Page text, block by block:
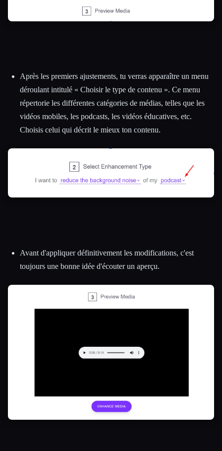
Après les premiers ajustements, tu verras apparaître un menu
déroulant intitulé « Choisir le type de contenu ». Ce menu
répertorie les différentes catégories de médias, telles que les
vidéos mobiles, les podcasts, les vidéos éducatives, etc.
Choisis celui qui décrit le mieux ton contenu.
Avant d'appliquer définitivement les modifications, c'est
toujours une bonne idée d'écouter un aperçu.